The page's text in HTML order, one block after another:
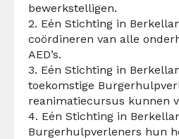
bewerkstelligen.
2. Eén Stichting in
coördineren van alle
AED’s.
3. Eén Stichting in
toekomstige
reanimatiecursus kunnen
4. Eén Stichting in
Burgerhulpverleners hun